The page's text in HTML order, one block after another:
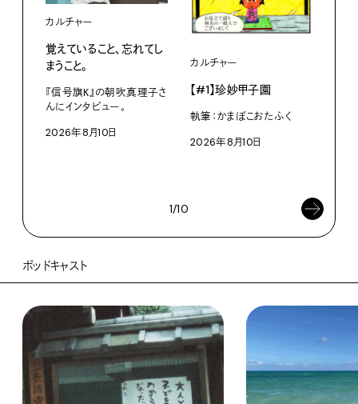
カルチャー
覚えていること、忘れてし
まうこと。
『信号旗K』の朝吹真理子さ
んにインタビュー。
2026年8月10日
カルチャー
【#1】珍妙甲子園
執筆：かまぼこおたふく
2026年8月10日
1/10
ポッドキャスト